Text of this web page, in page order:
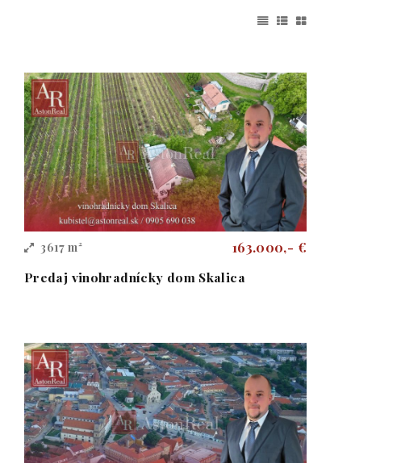
3617 m²
163.000,- €
Predaj vinohradnícky dom Skalica